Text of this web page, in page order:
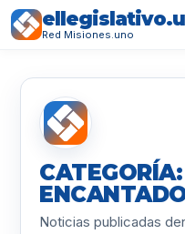
Red Misiones.uno
Noticias publicadas